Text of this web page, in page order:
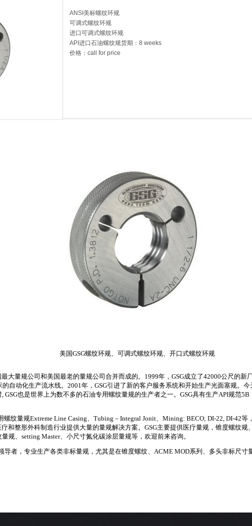
ANSI美标螺纹环规
可调式螺纹环规
进口可调式螺纹环规
API进口石油螺纹规货期：8 weeks
价格：call for price
美国GSG螺纹环规、可调式螺纹环规、开口式螺纹环规
大量规公司和美国最老的量规公司合并而成的。 1999年， GSG成立了42000公尺的新
自动化生产流水线。 2001年， GSG引进了新的客户服务系统和开始生产光面塞规。今
, GSG也是世界上为数不多的石油专用螺纹量规的生产者之一。 GSG具有生产API规范5B
螺纹量规Extreme Line Casing、 Tubing – Integral Jonit、 Mining: BECO; DI-22, DI-42等，
疗和整形外科制造行业提供大量的量规解决方案。 GSG主要提供医疗量规，锥度螺纹规
规、 setting Master、小尺寸氮化碳涂层量规等，欢迎前来咨询。
导者，专业生产各类非标量规，尤其是在锥度螺纹、 ACME MOD系列、多头非标尺寸